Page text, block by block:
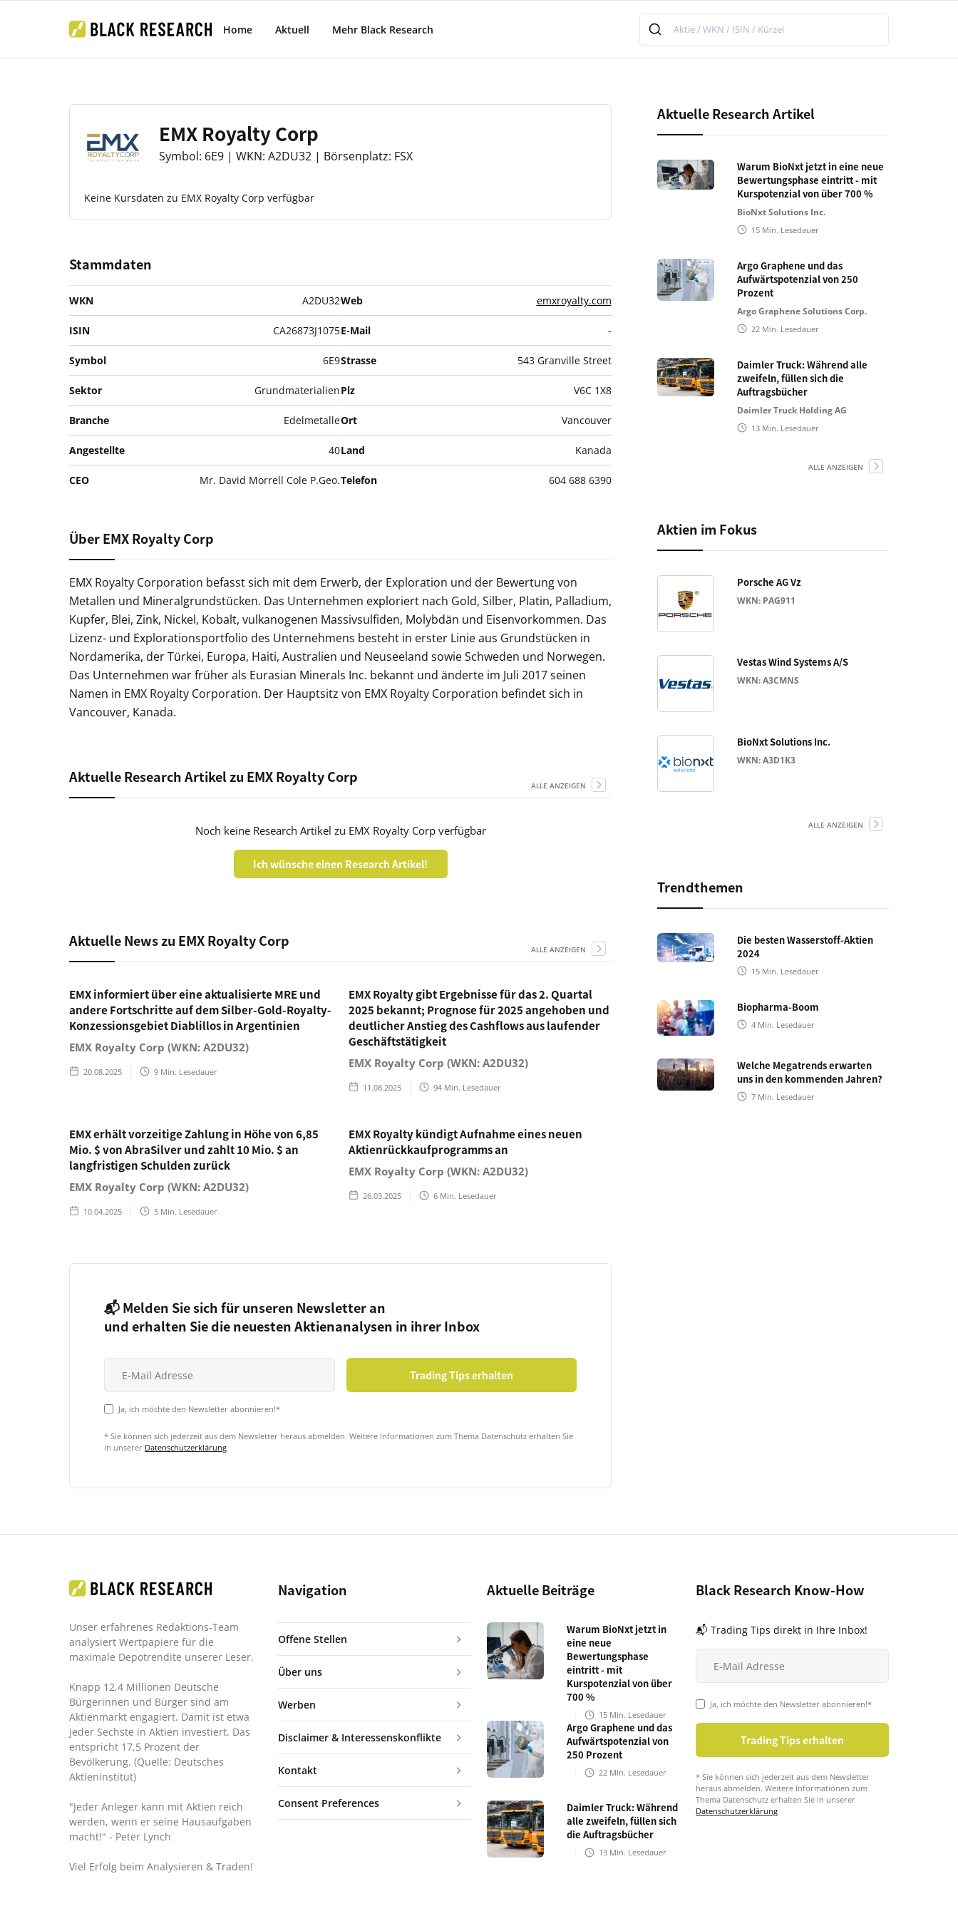
Home Aktuell Mehr Black Research
EMX Royalty Corp
Symbol: 6E9 | WKN: A2DU32 | Börsenplatz: FSX
Keine Kursdaten zu EMX Royalty Corp verfügbar
Stammdaten
WKN A2DU32
ISIN CA26873J1075
Symbol 6E9
Sektor Grundmaterialien
Branche Edelmetalle
Angestellte 40
CEO Mr. David Morrell Cole P.Geo.
Web emxroyalty.com
E-Mail -
Strasse 543 Granville Street
Plz V6C 1X8
Ort Vancouver
Land Kanada
Telefon 604 688 6390
Über EMX Royalty Corp
EMX Royalty Corporation befasst sich mit dem Erwerb, der Exploration und der Bewertung von
Metallen und Mineralgrundstücken. Das Unternehmen exploriert nach Gold, Silber, Platin, Palladium,
Kupfer, Blei, Zink, Nickel, Kobalt, vulkanogenen Massivsulfiden, Molybdän und Eisenvorkommen. Das
Lizenz- und Explorationsportfolio des Unternehmens besteht in erster Linie aus Grundstücken in
Nordamerika, der Türkei, Europa, Haiti, Australien und Neuseeland sowie Schweden und Norwegen.
Das Unternehmen war früher als Eurasian Minerals Inc. bekannt und änderte im Juli 2017 seinen
Namen in EMX Royalty Corporation. Der Hauptsitz von EMX Royalty Corporation befindet sich in
Vancouver, Kanada.
Aktuelle Research Artikel zu EMX Royalty Corp ALLE ANZEIGEN
Noch keine Research Artikel zu EMX Royalty Corp verfügbar
Ich wünsche einen Research Artikel!
Aktuelle News zu EMX Royalty Corp ALLE ANZEIGEN
EMX informiert über eine aktualisierte MRE und
andere Fortschritte auf dem Silber-Gold-Royalty-
Konzessionsgebiet Diablillos in Argentinien
EMX Royalty Corp (WKN: A2DU32)
20.08.2025 9 Min. Lesedauer
EMX Royalty gibt Ergebnisse für das 2. Quartal
2025 bekannt; Prognose für 2025 angehoben und
deutlicher Anstieg des Cashflows aus laufender
Geschäftstätigkeit
EMX Royalty Corp (WKN: A2DU32)
11.08.2025 94Min. Lesedauer
EMX erhält vorzeitige Zahlung in Höhe von 6,85
Mio. $ von AbraSilver und zahlt 10 Mio. $ an
langfristigen Schulden zurück
EMX Royalty Corp (WKN: A2DU32)
10.04.2025 5 Min. Lesedauer
EMX Royalty kündigt Aufnahme eines neuen
Aktienrückkaufprogramms an
EMX Royalty Corp (WKN: A2DU32)
26.03.2025 6Min. Lesedauer
📬 Melden Sie sich für unseren Newsletter an
und erhalten Sie die neuesten Aktienanalysen in ihrer Inbox
Ja, ich möchte den Newsletter abonnieren!*
* Sie können sich jederzeit aus dem Newsletter heraus abmelden. Weitere Informationen zum Thema Datenschutz erhalten Sie
in unserer Datenschutzerklärung
Aktuelle Research Artikel
Warum BioNxt jetzt in eine neue
Bewertungsphase eintritt - mit
Kurspotenzial von über 700 %
BioNxt Solutions Inc.
15 Min. Lesedauer
Argo Graphene und das
Aufwärtspotenzial von 250
Prozent
Argo Graphene Solutions Corp.
22 Min. Lesedauer
Daimler Truck: Während alle
zweifeln, füllen sich die
Auftragsbücher
Daimler Truck Holding AG
13 Min. Lesedauer
ALLE ANZEIGEN
Aktien im Fokus
Porsche AG Vz
WKN: PAG911
Vestas Wind Systems A/S
WKN: A3CMNS
BioNxt Solutions Inc.
WKN: A3D1K3
ALLE ANZEIGEN
Trendthemen
Die besten Wasserstoff-Aktien
2024
15 Min. Lesedauer
Biopharma-Boom
4 Min. Lesedauer
Welche Megatrends erwarten
uns in den kommenden Jahren?
7 Min. Lesedauer
Unser erfahrenes Redaktions-Team
analysiert Wertpapiere für die
maximale Depotrendite unserer Leser.
Knapp 12,4 Millionen Deutsche
Bürgerinnen und Bürger sind am
Aktienmarkt engagiert. Damit ist etwa
jeder Sechste in Aktien investiert. Das
entspricht 17,5 Prozent der
Bevölkerung. (Quelle: Deutsches
Aktieninstitut)
"Jeder Anleger kann mit Aktien reich
werden, wenn er seine Hausaufgaben
macht!" - Peter Lynch
Viel Erfolg beim Analysieren & Traden!
Navigation
Offene Stellen
Über uns
Werben
Disclaimer & Interessenskonflikte
Kontakt
Consent Preferences
Aktuelle Beiträge
Warum BioNxt jetzt in
eine neue
Bewertungsphase
eintritt - mit
Kurspotenzial von über
700 %
15 Min. Lesedauer
Argo Graphene und das
Aufwärtspotenzial von
250 Prozent
22 Min. Lesedauer
Daimler Truck: Während
alle zweifeln, füllen sich
die Auftragsbücher
13 Min. Lesedauer
Black Research Know-How
📬 Trading Tips direkt in Ihre Inbox!
Ja, ich möchte den Newsletter abonnieren!*
* Sie können sich jederzeit aus dem Newsletter
heraus abmelden. Weitere Informationen zum
Thema Datenschutz erhalten Sie in unserer
Datenschutzerklärung